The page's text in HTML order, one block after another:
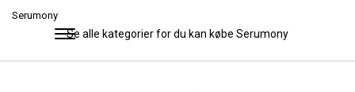
Serumony
Se alle kategorier for du kan købe Serumony
Toggle